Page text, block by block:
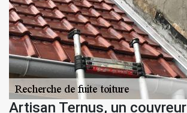
Artisan Ternus, un couvreur